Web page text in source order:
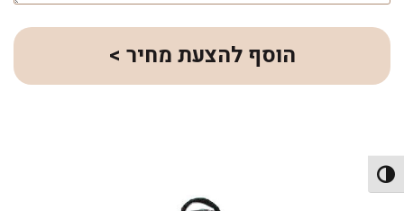
הפעל/כבה ניגודיות גבוהה
הוסף להצעת מחיר >